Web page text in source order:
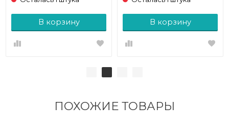
В корзину В корзину
ПОХОЖИЕ ТОВАРЫ